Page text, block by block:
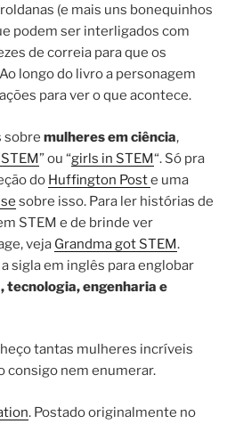
(e mais uns bonequinhos
podem ser interligados com
de correia para que os
longo do livro a personagem
para ver o que acontece.
sobre mulheres em ciência,
” ou “girls in STEM“. Só pra
do Huffington Poste uma
sobre isso. Para ler histórias de
STEM e de brinde ver
veja Grandma got STEM.
sigla em inglês para englobar
tecnologia, engenharia e
tantas mulheres incríveis
consigo nem enumerar.
. Postado originalmente no